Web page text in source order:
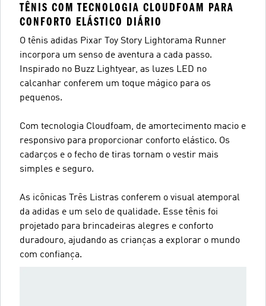
TÊNIS COM TECNOLOGIA CLOUDFOAM PARA
CONFORTO ELÁSTICO DIÁRIO
O tênis adidas Pixar Toy Story Lightorama Runner
incorpora um senso de aventura a cada passo.
Inspirado no Buzz Lightyear, as luzes LED no
calcanhar conferem um toque mágico para os
pequenos.
Com tecnologia Cloudfoam, de amortecimento macio e
responsivo para proporcionar conforto elástico. Os
cadarços e o fecho de tiras tornam o vestir mais
simples e seguro.
As icônicas Três Listras conferem o visual atemporal
da adidas e um selo de qualidade. Esse tênis foi
projetado para brincadeiras alegres e conforto
duradouro, ajudando as crianças a explorar o mundo
com confiança.